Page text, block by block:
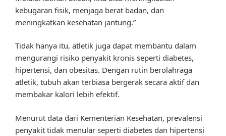
kebugaran fisik, menjaga berat badan, dan
meningkatkan kesehatan jantung.”
Tidak hanya itu, atletik juga dapat membantu dalam
mengurangi risiko penyakit kronis seperti diabetes,
hipertensi, dan obesitas. Dengan rutin berolahraga
atletik, tubuh akan terbiasa bergerak secara aktif dan
membakar kalori lebih efektif.
Menurut data dari Kementerian Kesehatan, prevalensi
penyakit tidak menular seperti diabetes dan hipertensi